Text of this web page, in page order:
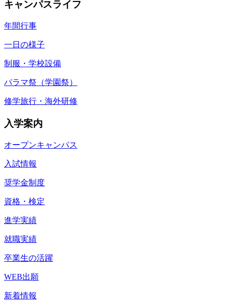
キャンパスライフ
年間行事
一日の様子
制服・学校設備
パラマ祭（学園祭）
修学旅行・海外研修
入学案内
オープンキャンパス
入試情報
奨学金制度
資格・検定
進学実績
就職実績
卒業生の活躍
WEB出願
新着情報